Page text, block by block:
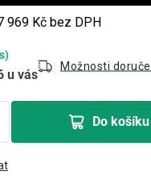
969 Kč bez DPH
u vás
Možnosti
Do košíku